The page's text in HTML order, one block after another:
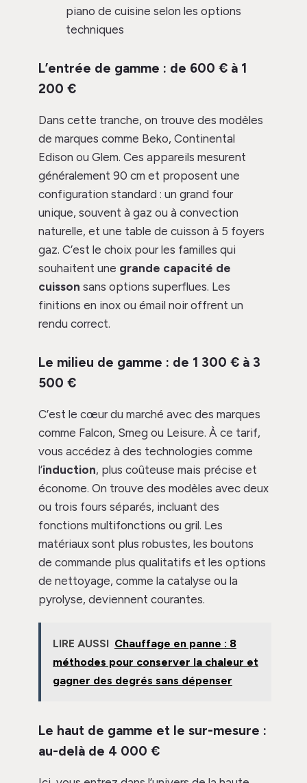
piano de cuisine selon les options
techniques
L’entrée de gamme : de 600 € à 1
200 €
Dans cette tranche, on trouve des modèles
de marques comme Beko, Continental
Edison ou Glem. Ces appareils mesurent
généralement 90 cm et proposent une
configuration standard : un grand four
unique, souvent à gaz ou à convection
naturelle, et une table de cuisson à 5 foyers
gaz. C’est le choix pour les familles qui
souhaitent une grande capacité de
cuisson sans options superflues. Les
finitions en inox ou émail noir offrent un
rendu correct.
Le milieu de gamme : de 1 300 € à 3
500 €
C’est le cœur du marché avec des marques
comme Falcon, Smeg ou Leisure. À ce tarif,
vous accédez à des technologies comme
l’induction, plus coûteuse mais précise et
économe. On trouve des modèles avec deux
ou trois fours séparés, incluant des
fonctions multifonctions ou gril. Les
matériaux sont plus robustes, les boutons
de commande plus qualitatifs et les options
de nettoyage, comme la catalyse ou la
pyrolyse, deviennent courantes.
LIRE AUSSI Chauffage en panne : 8
méthodes pour conserver la chaleur et
gagner des degrés sans dépenser
Le haut de gamme et le sur-mesure :
au-delà de 4 000 €